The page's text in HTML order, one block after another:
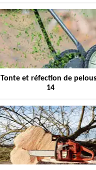
Tonte et réfection de
14